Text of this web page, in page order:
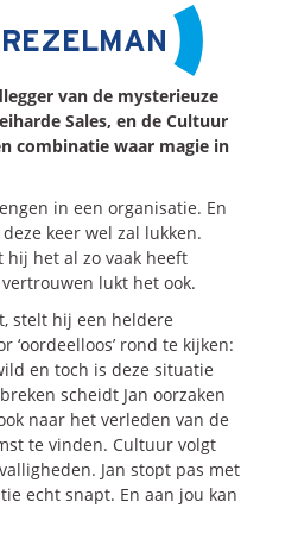
van de mysterieuze
Sales, en de Cultuur
combinatie waar magie in
in een organisatie. En
keer wel zal lukken.
hij het al zo vaak heeft
lukt het ook.
stelt hij een heldere
‘oordeelloos’ rond te kijken:
en toch is deze situatie
scheidt Jan oorzaken
naar het verleden van de
te vinden. Cultuur volgt
Jan stopt pas met
echt snapt. En aan jou kan